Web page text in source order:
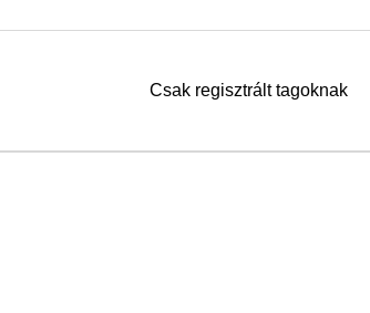
Csak regisztrált tagoknak